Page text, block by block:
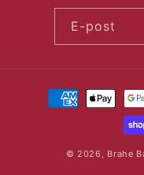
E-post
Betalningsmetoder
© 2026, Brahe